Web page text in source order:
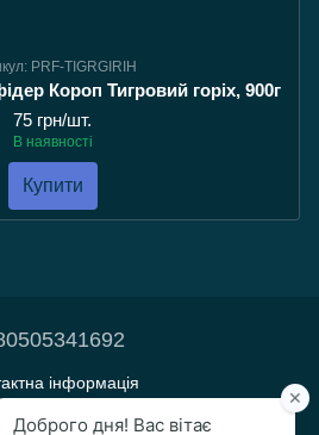
PRF-TIGRGIRIH
Короп Тигровий горіх, 900г
75 грн/шт.
В наявності
Купити
інформація
версія сайту